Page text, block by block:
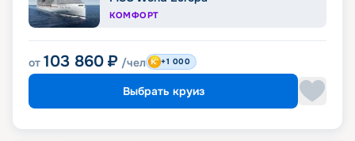
КОМФОРТ
от 103 860 ₽ /чел +1 000
Выбрать круиз